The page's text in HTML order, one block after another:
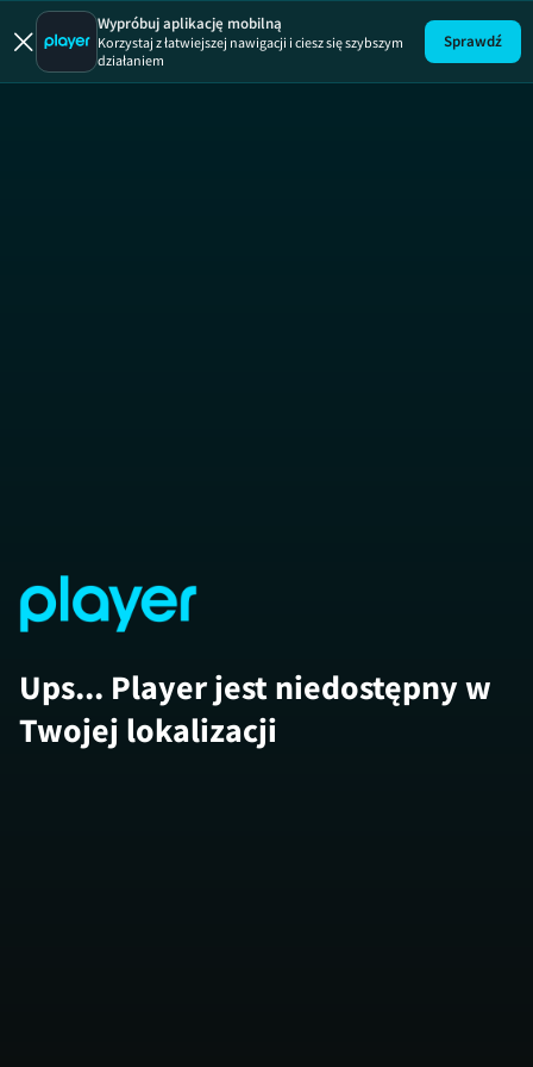
Mamo to ja
Wypróbuj aplikację mobilną
Korzystaj z łatwiejszej nawigacji i ciesz się szybszym
działaniem
Sprawdź
Ups... Player jest niedostępny w
Twojej lokalizacji